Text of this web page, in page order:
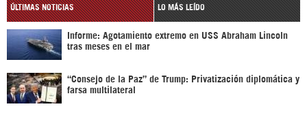
ÚLTIMAS NOTICIAS LO MÁS LEÍDO
Informe: Agotamiento extremo en USS Abraham Lincoln
tras meses en el mar
“Consejo de la Paz” de Trump: Privatización diplomática y
farsa multilateral